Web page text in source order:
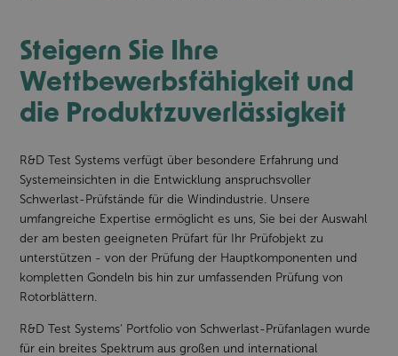
Steigern Sie Ihre
Wettbewerbsfähigkeit und
die Produktzuverlässigkeit
R&D Test Systems verfügt über besondere Erfahrung und
Systemeinsichten in die Entwicklung anspruchsvoller
Schwerlast-Prüfstände für die Windindustrie. Unsere
umfangreiche Expertise ermöglicht es uns, Sie bei der Auswahl
der am besten geeigneten Prüfart für Ihr Prüfobjekt zu
unterstützen - von der Prüfung der Hauptkomponenten und
kompletten Gondeln bis hin zur umfassenden Prüfung von
Rotorblättern.
R&D Test Systems‘ Portfolio von Schwerlast-Prüfanlagen wurde
für ein breites Spektrum aus großen und international